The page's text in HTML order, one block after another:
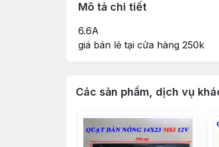
Mô tả chi tiết
6.6A
giá bán lẻ tại cửa hàng 250k
Các sản phẩm, dịch vụ